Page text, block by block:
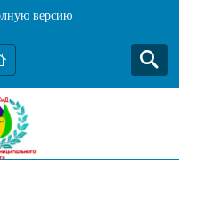
версию